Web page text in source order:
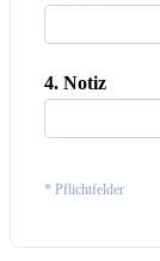
4. Notiz
* Pflichtfelder